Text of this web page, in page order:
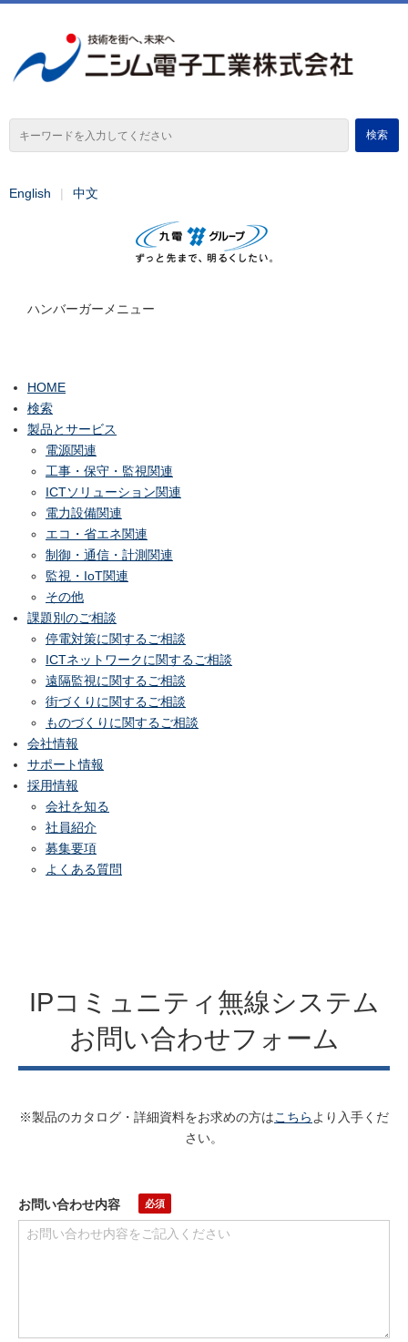
English 中文
ハンバーガーメニュー
HOME
検索
製品とサービス
電源関連
工事・保守・監視関連
ICTソリューション関連
電力設備関連
エコ・省エネ関連
制御・通信・計測関連
監視・IoT関連
その他
課題別のご相談
停電対策に関するご相談
ICTネットワークに関するご相談
遠隔監視に関するご相談
街づくりに関するご相談
ものづくりに関するご相談
会社情報
サポート情報
採用情報
会社を知る
社員紹介
募集要項
よくある質問
IPコミュニティ無線システム
お問い合わせフォーム
※製品のカタログ・詳細資料をお求めの方はこちらより入手くだ
さい。
お問い合わせ内容